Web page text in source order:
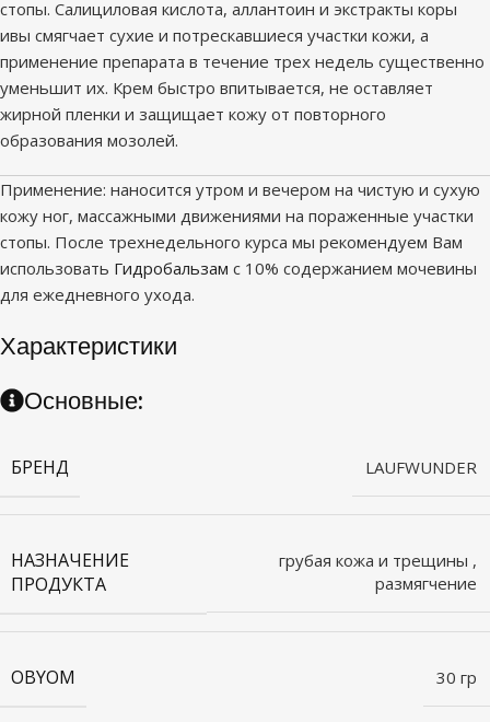
стопы. Салициловая кислота, аллантоин и экстракты коры
ивы смягчает сухие и потрескавшиеся участки кожи, а
применение препарата в течение трех недель существенно
уменьшит их. Крем быстро впитывается, не оставляет
жирной пленки и защищает кожу от повторного
образования мозолей.
Применение: наносится утром и вечером на чистую и сухую
кожу ног, массажными движениями на пораженные участки
стопы. После трехнедельного курса мы рекомендуем Вам
использовать Гидробальзам с 10% содержанием мочевины
для ежедневного ухода.
Характеристики
Основные:
БРЕНД LAUFWUNDER
НАЗНАЧЕНИЕ
ПРОДУКТА
грубая кожа и трещины ,
размягчение
OBYOM 30 гр